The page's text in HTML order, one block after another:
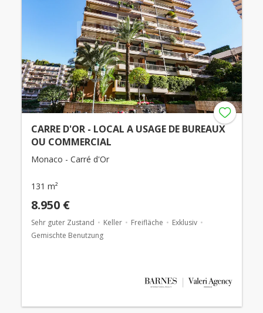
CARRE D'OR - LOCAL A USAGE DE BUREAUX
OU COMMERCIAL
Monaco - Carré d'Or
131 m²
8.950 €
Sehr guter Zustand Keller Freifläche
Exklusiv
Gemischte Benutzung